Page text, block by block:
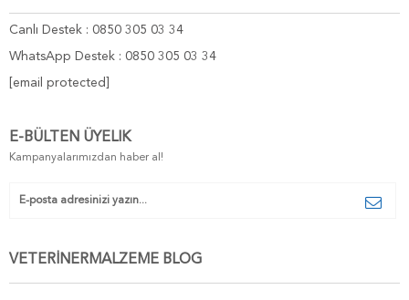
Canlı Destek : 0850 305 03 34
WhatsApp Destek : 0850 305 03 34
[email protected]
E-BÜLTEN ÜYELIK
Kampanyalarımızdan haber al!
VETERİNERMALZEME BLOG